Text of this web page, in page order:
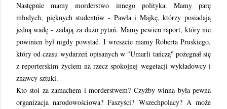
Następnie mamy morderstwo innego polityka. Mamy parę
młodych, pięknych studentów - Pawła i Majkę, którzy posiadają
jedną wadę -zadająza dużo pytań. Mamy pewien raport, który nie
powinien był nigdy powstać. I wreszcie mamy Roberta Pruskiego,
który od czasu wydarzeń opisanych w "Umarli tańczą" pożegnał się
z reporterskim życiem na rzecz spokojnej wegetacji wykładowcy i
znawcy sztuki.
Kto stoi za zamachem i morderstwem? Czyżby winna była pewna
organizacja narodowościowa? Faszyści? Wszechpolacy? A może